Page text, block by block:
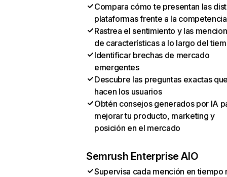
Compara cómo te presentan las
plataformas frente a la competencia
Rastrea el sentimiento y las
de características a lo largo del
Identificar brechas de mercado
emergentes
Descubre las preguntas exactas
hacen los usuarios
Obtén consejos generados por IA
mejorar tu producto, marketing y
posición en el mercado
Semrush Enterprise AIO
Supervisa cada mención en tiempo